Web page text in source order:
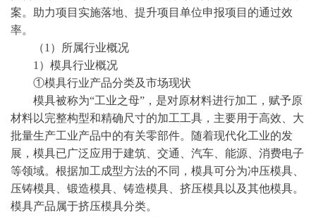
案。助力项目实施落地、提升项目单位申报项目的通过效
率。
（1）所属行业概况
1）模具行业概况
①模具行业产品分类及市场现状
模具被称为“工业之母”，是对原材料进行加工，赋予原
材料以完整构型和精确尺寸的加工工具，主要用于高效、大
批量生产工业产品中的有关零部件。随着现代化工业的发
展，模具已广泛应用于建筑、交通、汽车、能源、消费电子
等领域。根据加工成型方法的不同，模具可分为冲压模具、
压铸模具、锻造模具、铸造模具、挤压模具以及其他模具。
模具产品属于挤压模具分类。